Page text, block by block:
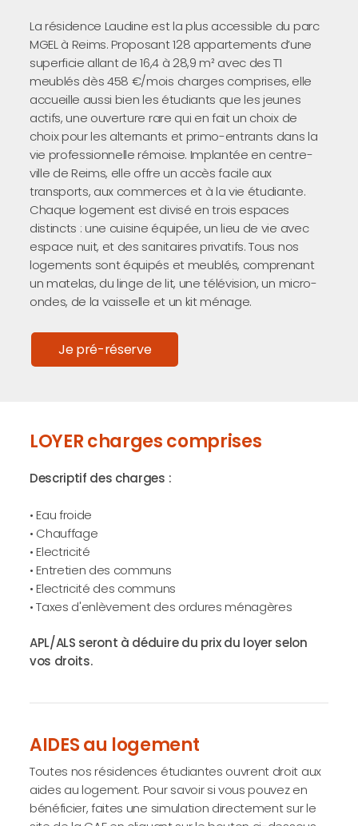
La résidence Laudine est la plus accessible du parc
MGEL à Reims. Proposant 128 appartements d’une
superficie allant de 16,4 à 28,9 m² avec des T1
meublés dès 458 €/mois charges comprises, elle
accueille aussi bien les étudiants que les jeunes
actifs, une ouverture rare qui en fait un choix de
choix pour les alternants et primo-entrants dans la
vie professionnelle rémoise. Implantée en centre-
ville de Reims, elle offre un accès facile aux
transports, aux commerces et à la vie étudiante.
Chaque logement est divisé en trois espaces
distincts : une cuisine équipée, un lieu de vie avec
espace nuit, et des sanitaires privatifs. Tous nos
logements sont équipés et meublés, comprenant
un matelas, du linge de lit, une télévision, un micro-
ondes, de la vaisselle et un kit ménage.
Je pré-réserve
LOYER charges comprises
Descriptif des charges :
• Eau froide
• Chauffage
• Electricité
• Entretien des communs
• Electricité des communs
• Taxes d'enlèvement des ordures ménagères
APL/ALS seront à déduire du prix du loyer selon
vos droits.
AIDES au logement
Toutes nos résidences étudiantes ouvrent droit aux
aides au logement. Pour savoir si vous pouvez en
bénéficier, faites une simulation directement sur le